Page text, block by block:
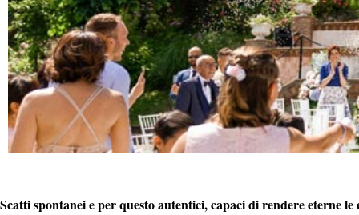
Scatti spontanei e per questo autentici, capaci di rendere eterne